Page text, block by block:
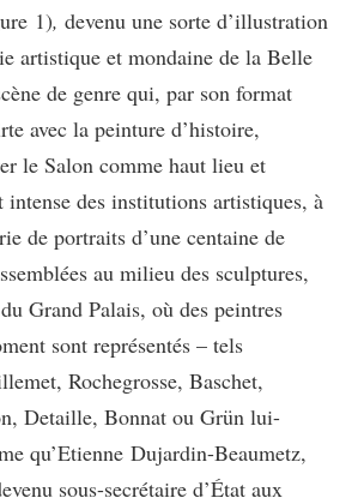
1), devenu une sorte d’illustration
artistique et mondaine de la Belle
de genre qui, par son format
avec la peinture d’histoire,
le Salon comme haut lieu et
intense des institutions artistiques, à
de portraits d’une centaine de
au milieu des sculptures,
Grand Palais, où des peintres
sont représentés – tels
Rochegrosse, Baschet,
Detaille, Bonnat ou Grün lui-
qu’Etienne Dujardin-Beaumetz,
sous-secrétaire d’État aux